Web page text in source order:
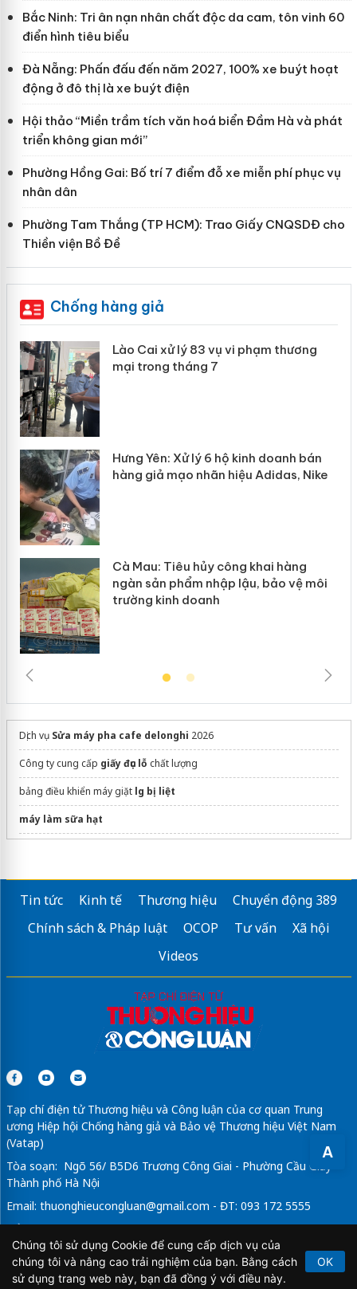
A
Bắc Ninh: Tri ân nạn nhân chất độc da cam, tôn vinh 60
điển hình tiêu biểu
Đà Nẵng: Phấn đấu đến năm 2027, 100% xe buýt hoạt
động ở đô thị là xe buýt điện
Hội thảo “Miền trầm tích văn hoá biển Đầm Hà và phát
triển không gian mới”
Phường Hồng Gai: Bố trí 7 điểm đỗ xe miễn phí phục vụ
nhân dân
Phường Tam Thắng (TP HCM): Trao Giấy CNQSDĐ cho
Thiền viện Bồ Đề
Chống hàng giả
Lào Cai xử lý 83 vụ vi phạm thương
mại trong tháng 7
Hưng Yên: Xử lý 6 hộ kinh doanh bán
hàng giả mạo nhãn hiệu Adidas, Nike
Cà Mau: Tiêu hủy công khai hàng
ngàn sản phẩm nhập lậu, bảo vệ môi
trường kinh doanh
Dịch vụ Sửa máy pha cafe delonghi 2026
Công ty cung cấp giấy đục lỗ chất lượng
bảng điều khiển máy giặt lg bị liệt
máy làm sữa hạt
dán phim cách nhiệt ô tô
Máy bơm nước ngưng điều hoà
Sửa máy rửa bát bosch
Tin tức Kinh tế Thương hiệu
Chuyển động 389
Chính sách & Pháp luật
OCOP Tư vấn
Xã hội
Videos
Tạp chí điện tử Thương hiệu và Công luận của cơ quan Trung
ương Hiệp hội Chống hàng giả và Bảo vệ Thương hiệu Việt Nam
(Vatap)
Tòa soạn: Ngõ 56/ B5D6 Trương Công Giai - Phường Cầu Giấy -
Thành phố Hà Nội
Email: thuonghieucongluan@gmail.com - ĐT: 093 172 5555
Tổng Biên Tập: Vũ Đức Thuận
Giấy phép hoạt động báo chí điện tử số 64/GP-BTTTT do Bộ
Thông tin và Truyền thông cấp ngày 21/2/2020.
Chúng tôi sử dụng Cookie để cung cấp dịch vụ của
chúng tôi và nâng cao trải nghiệm của bạn. Bằng cách
sử dụng trang web này, bạn đã đồng ý với điều này.
OK